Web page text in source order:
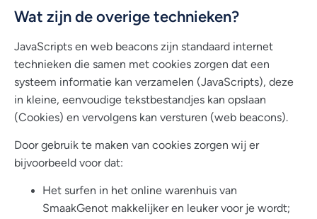
Wat zijn de overige technieken?
JavaScripts en web beacons zijn standaard internet
technieken die samen met cookies zorgen dat een
systeem informatie kan verzamelen (JavaScripts), deze
in kleine, eenvoudige tekstbestandjes kan opslaan
(Cookies) en vervolgens kan versturen (web beacons).
Door gebruik te maken van cookies zorgen wij er
bijvoorbeeld voor dat:
Het surfen in het online warenhuis van
SmaakGenot makkelijker en leuker voor je wordt;